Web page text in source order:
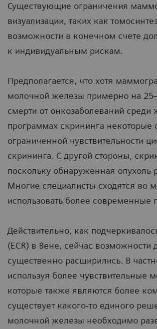
Существующие ограничения
визуализации, таких как
возможности в конечном счете
к индивидуальным рискам.
Предполагается, что хотя
молочной железы примерно на
смерти от онкозаболеваний
программах скрининга некоторые
ограниченной
скрининга. С другой стороны,
поскольку обнаруженная
Многие специалисты сходятся во
использовать более
Действительно, как
(ECR) в Вене, сейчас
существенно расширились. В
используя более чувствительные
которые также являются более
существует какого-то единого
молочной железы необходимо